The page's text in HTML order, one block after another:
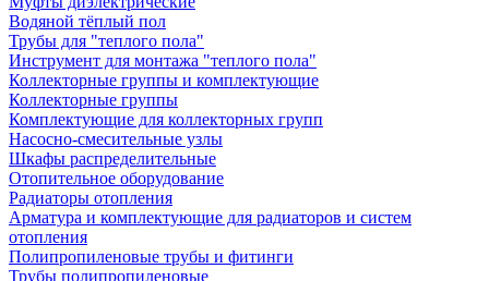
Водяной тёплый пол
Трубы для "теплого пола"
Инструмент для монтажа "теплого пола"
Коллекторные группы и комплектующие
Коллекторные группы
Комплектующие для коллекторных групп
Насосно-смесительные узлы
Шкафы распределительные
Отопительное оборудование
Радиаторы отопления
Арматура и комплектующие для радиаторов и систем
отопления
Полипропиленовые трубы и фитинги
Трубы полипропиленовые